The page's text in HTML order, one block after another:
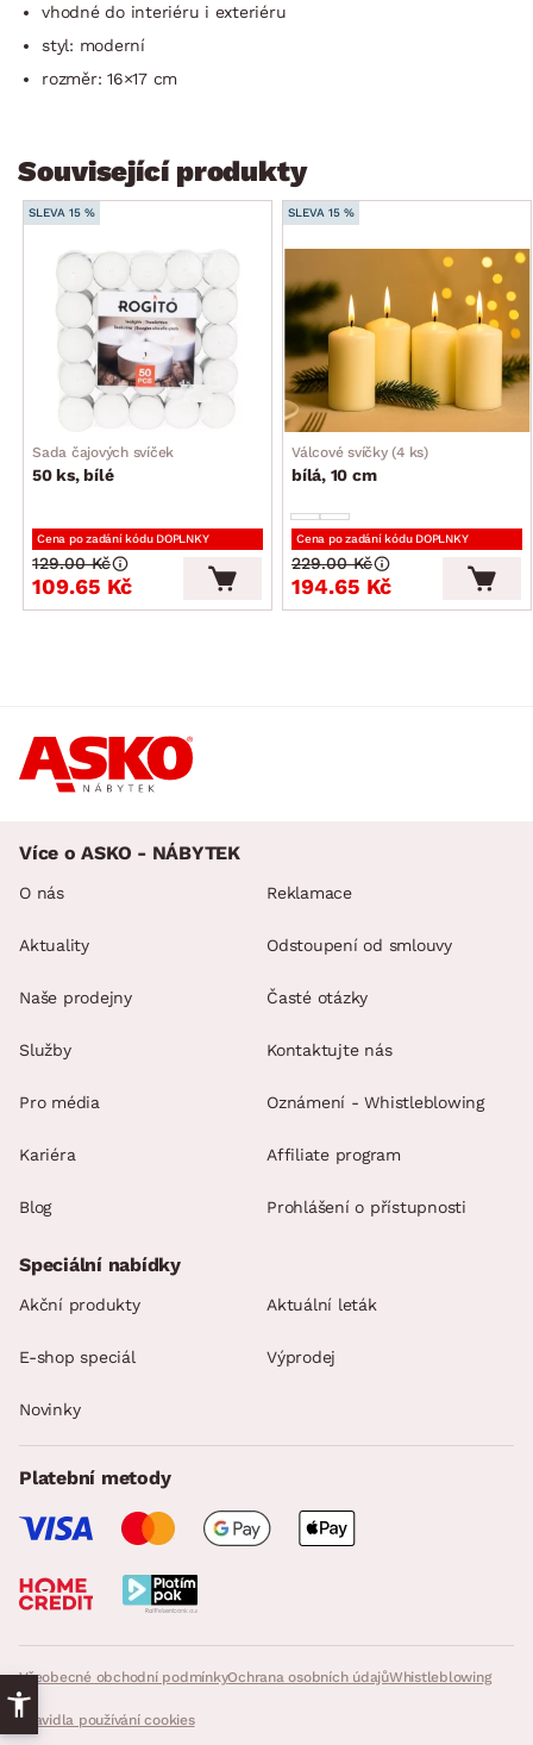
vhodné do interiéru i exteriéru
styl: moderní
rozměr: 16×17 cm
Související produkty
SLEVA 15 %
Sada čajových svíček
50 ks, bílé
Cena po zadání kódu DOPLNKY
109.65 Kč
129.00 Kč
SLEVA 15 %
Válcové svíčky (4 ks)
bílá, 10 cm
Cena po zadání kódu DOPLNKY
194.65 Kč
229.00 Kč
Více o ASKO - NÁBYTEK
O nás
Aktuality
Naše prodejny
Služby
Pro média
Kariéra
Blog
Reklamace
Odstoupení od smlouvy
Časté otázky
Kontaktujte nás
Oznámení - Whistleblowing
Affiliate program
Prohlášení o přístupnosti
Všeobecné obchodní podmínkyOchrana osobních údajůWhistleblowing
Pravidla používání cookies
Speciální nabídky
Akční produkty Aktuální leták
E-shop speciál Výprodej
Novinky
Platební metody